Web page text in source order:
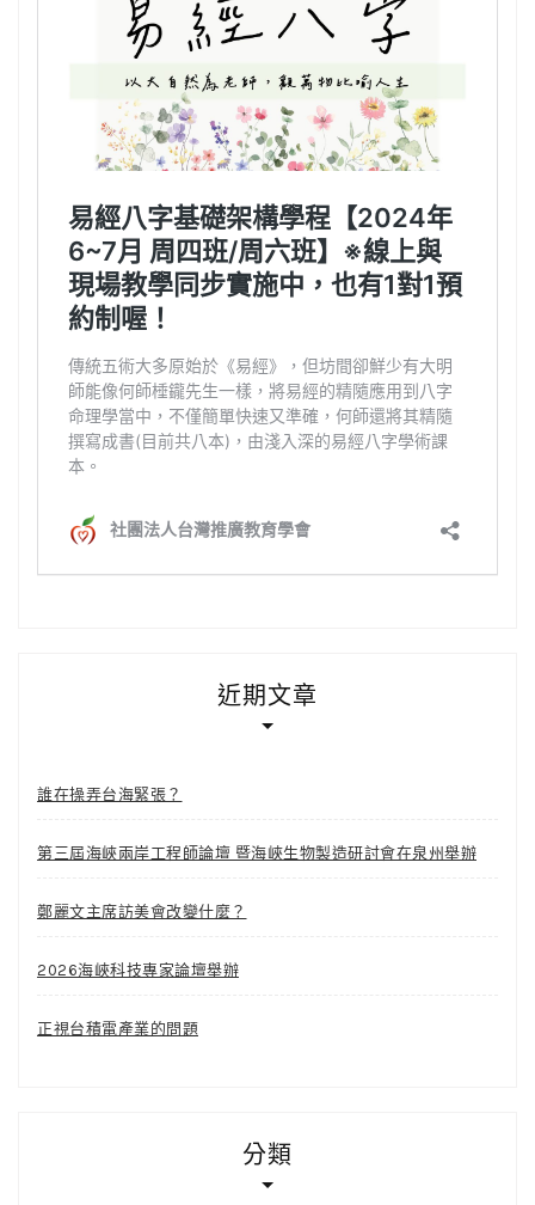
近期文章
誰在操弄台海緊張？
第三屆海峽兩岸工程師論壇 暨海峽生物製造研討會在泉州舉辦
鄭麗文主席訪美會改變什麼？
2026海峽科技專家論壇舉辦
正視台積電產業的問題
分類